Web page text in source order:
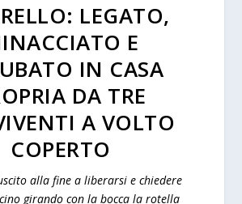
LEGATO,
E
IN CASA
DA TRE
A VOLTO
COPERTO
alla fine a liberarsi e chiedere
girando con la bocca la rotella